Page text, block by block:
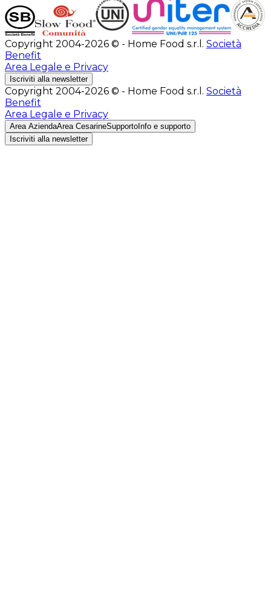
Copyright 2004-2026 © - Home Food s.r.l. Società
Benefit
Area Legale e Privacy
Iscriviti alla newsletter
Copyright 2004-2026 © - Home Food s.r.l. Società
Benefit
Area Legale e Privacy
Area AziendaArea CesarineSupporto Info e supporto
Iscriviti alla newsletter